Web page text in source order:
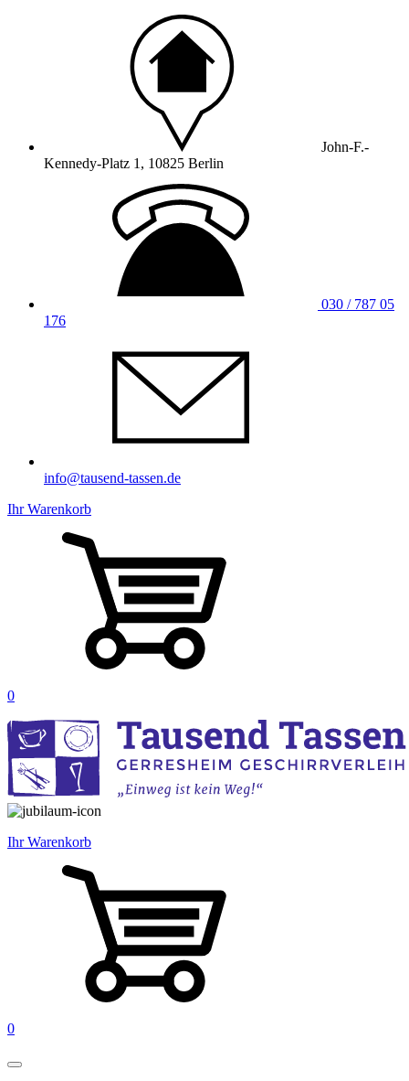
John-F.-
Kennedy-Platz 1, 10825 Berlin
030 / 787 05
176
info@tausend-tassen.de
Ihr Warenkorb
0
Ihr Warenkorb
0